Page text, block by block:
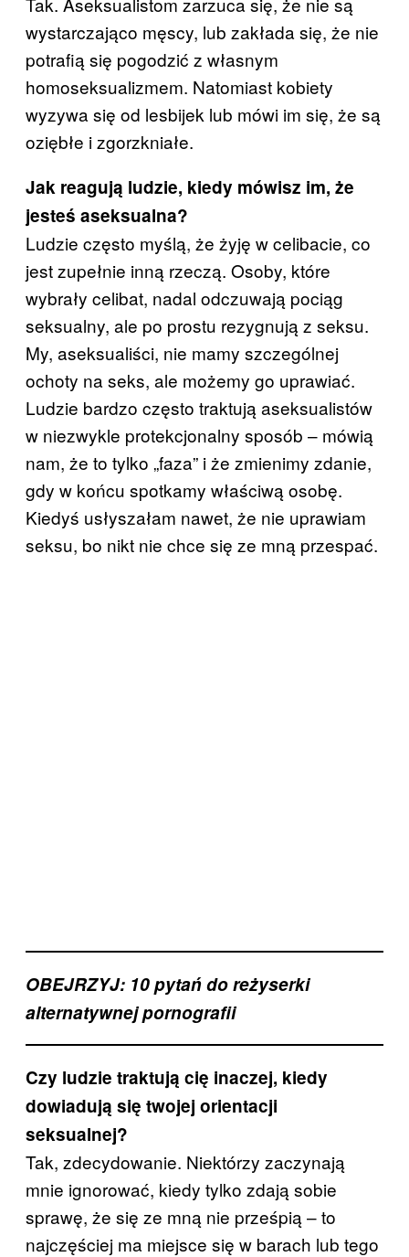
wystarczająco męscy, lub zakłada się, że nie
potrafią się pogodzić z własnym
homoseksualizmem. Natomiast kobiety
wyzywa się od lesbijek lub mówi im się, że są
oziębłe i zgorzkniałe.
Jak reagują ludzie, kiedy mówisz im, że
jesteś aseksualna?
Ludzie często myślą, że żyję w celibacie, co
jest zupełnie inną rzeczą. Osoby, które
wybrały celibat, nadal odczuwają pociąg
seksualny, ale po prostu rezygnują z seksu.
My, aseksualiści, nie mamy szczególnej
ochoty na seks, ale możemy go uprawiać.
Ludzie bardzo często traktują aseksualistów
w niezwykle protekcjonalny sposób – mówią
nam, że to tylko „faza” i że zmienimy zdanie,
gdy w końcu spotkamy właściwą osobę.
Kiedyś usłyszałam nawet, że nie uprawiam
seksu, bo nikt nie chce się ze mną przespać.
OBEJRZYJ: 10 pytań do reżyserki
alternatywnej pornografii
Czy ludzie traktują cię inaczej, kiedy
dowiadują się twojej orientacji
seksualnej?
Tak, zdecydowanie. Niektórzy zaczynają
mnie ignorować, kiedy tylko zdają sobie
sprawę, że się ze mną nie prześpią – to
najczęściej ma miejsce się w barach lub tego